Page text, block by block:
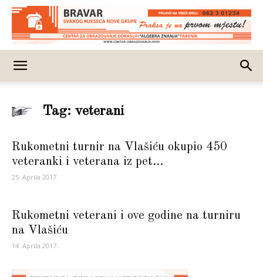
Tag: veterani
Rukometni turnir na Vlašiću okupio 450
veteranki i veterana iz pet...
25. Aprila 2017.
Rukometni veterani i ove godine na turniru
na Vlašiću
14. Aprila 2017.